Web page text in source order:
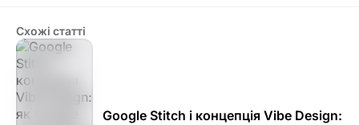
Схожі статті
Google Stitch і концепція Vibe Design: